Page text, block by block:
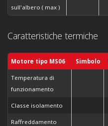
sull'albero ( max )
Caratteristiche termiche
Motore tipo MS06 Simbolo
Temperatura di
funzionamento
Classe isolamento
Raffreddamento